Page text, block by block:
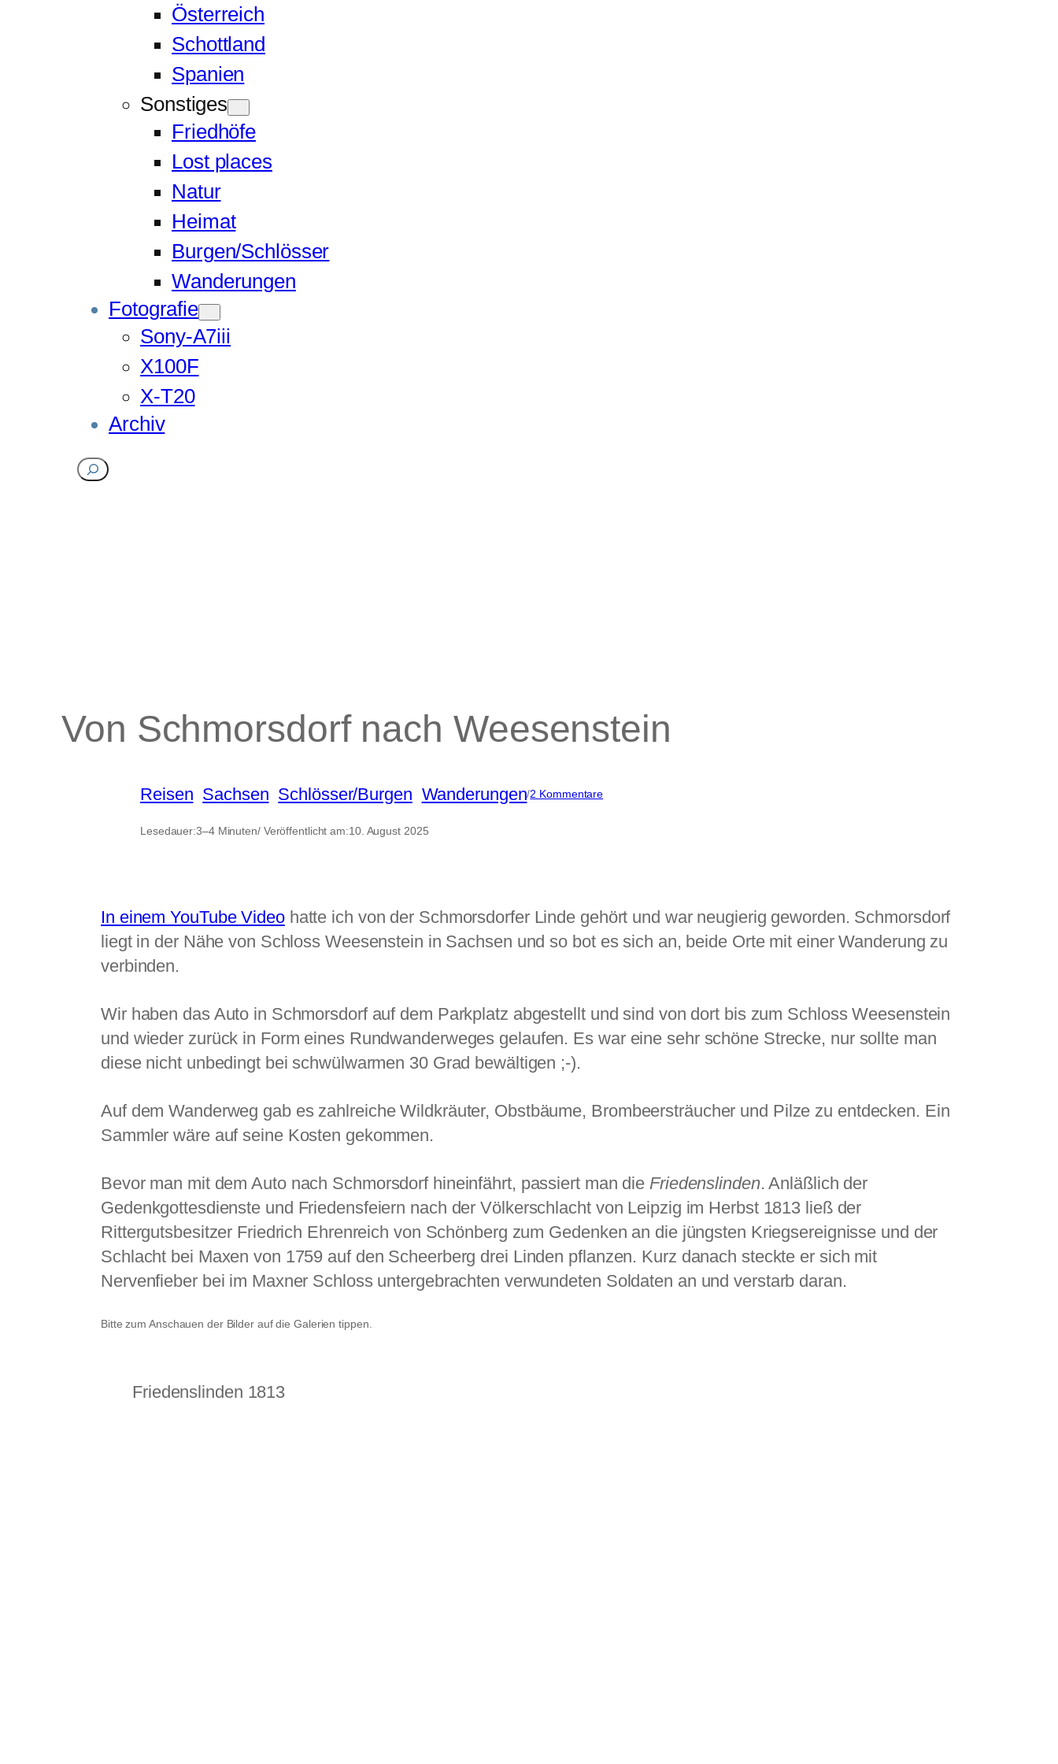
Österreich
Schottland
Spanien
Sonstiges
Friedhöfe
Lost places
Natur
Heimat
Burgen/Schlösser
Wanderungen
Fotografie
Sony-A7iii
X100F
X-T20
Archiv
Suchen
Von Schmorsdorf nach Weesenstein
Reisen Sachsen Schlösser/Burgen Wanderungen/2 Kommentarezu
Lesedauer:3–4 Minuten/ Veröffentlicht am:10. August 2025
In einem YouTube Videohatte ich von der Schmorsdorfer Linde gehört und war neugierig geworden. Schmorsdorf
liegt in der Nähe von Schloss Weesenstein in Sachsen und so bot es sich an, beide Orte mit einer Wanderung zu
verbinden.
Wir haben das Auto in Schmorsdorf auf dem Parkplatz abgestellt und sind von dort bis zum Schloss Weesenstein
und wieder zurück in Form eines Rundwanderweges gelaufen. Es war eine sehr schöne Strecke, nur sollte man
diese nicht unbedingt bei schwülwarmen 30 Grad bewältigen ;-).
Auf dem Wanderweg gab es zahlreiche Wildkräuter, Obstbäume, Brombeersträucher und Pilze zu entdecken. Ein
Sammler wäre auf seine Kosten gekommen.
Bevor man mit dem Auto nach Schmorsdorf hineinfährt, passiert man die Friedenslinden. Anläßlich der
Gedenkgottesdienste und Friedensfeiern nach der Völkerschlacht von Leipzig im Herbst 1813 ließ der
Rittergutsbesitzer Friedrich Ehrenreich von Schönberg zum Gedenken an die jüngsten Kriegsereignisse und der
Schlacht bei Maxen von 1759 auf den Scheerberg drei Linden pflanzen. Kurz danach steckte er sich mit
Nervenfieber bei im Maxner Schloss untergebrachten verwundeten Soldaten an und verstarb daran.
Bitte zum Anschauen der Bilder auf die Galerien tippen.
Friedenslinden 1813